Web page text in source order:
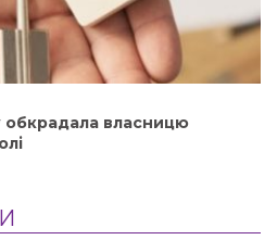
обкрадала власницю